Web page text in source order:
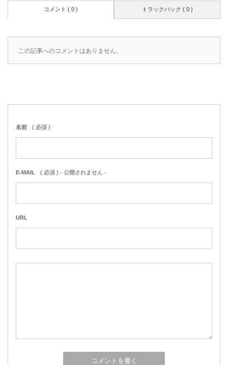
コメント ( 0 ) トラックバック ( 0 )
この記事へのコメントはありません。
名前 ( 必須 )
E-MAIL ( 必須 ) - 公開されません -
URL